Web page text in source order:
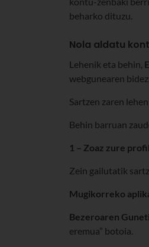
beharko dituzu.
Nola aldatu
Lehenik eta behin,
webgunearen
Sartzen zaren
Behin barruan
1 – Zoaz zure
Zein gailutatik
Mugikorreko
Bezeroaren
eremua” botoia.